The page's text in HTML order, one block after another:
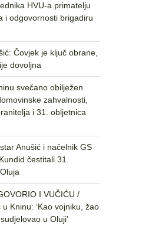
HVU-a primatelju
i odgovornosti brigadiru
Čovjek je ključ obrane,
dovoljna
svečano obilježen
zahvalnosti,
i 31. obljetnica
Anušić i načelnik GS
čestitali 31.
I VUČIĆU /
u Kninu: ‘Kao vojniku, žao
u Oluji’